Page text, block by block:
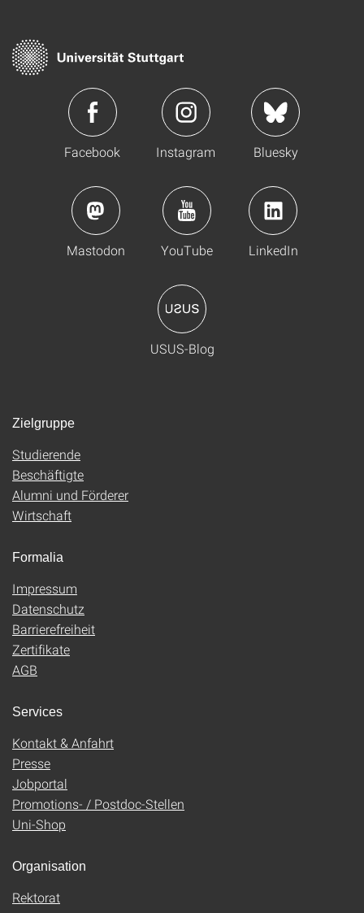
Facebook Instagram Bluesky
Mastodon YouTube LinkedIn
USUS-Blog
Zielgruppe
Studierende
Beschäftigte
Alumni und Förderer
Wirtschaft
Formalia
Impressum
Datenschutz
Barrierefreiheit
Zertifikate
AGB
Services
Kontakt & Anfahrt
Presse
Jobportal
Promotions- / Postdoc-Stellen
Uni-Shop
Organisation
Rektorat